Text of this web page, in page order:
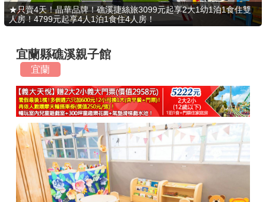
最新消息
最新留言
商家合作
推薦景點
討論區
★只賣4天！晶華品牌！礁溪捷絲旅3099元起享2大1幼1泊1食住雙
人房！4799元起享4人1泊1食住4人房！
宜蘭縣礁溪親子館
宜蘭